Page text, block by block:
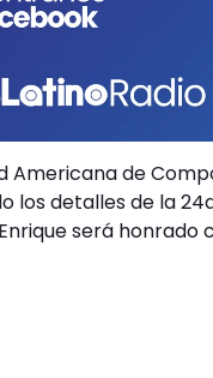
Americana de
los detalles de la
Enrique será